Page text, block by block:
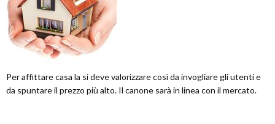
Per affittare casa la si deve valorizzare così da invogliare gli utenti e
da spuntare il prezzo più alto. Il canone sarà in linea con il mercato.